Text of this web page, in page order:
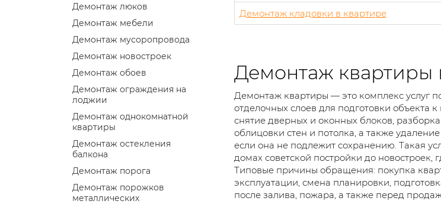
Демонтаж люков
Демонтаж мебели
Демонтаж мусоропровода
Демонтаж новостроек
Демонтаж обоев
Демонтаж ограждения на
лоджии
Демонтаж однокомнатной
квартиры
Демонтаж остекления
балкона
Демонтаж порога
Демонтаж порожков
металлических
Демонтаж кладовки в квартире
Демонтаж квартиры
Демонтаж квартиры — это комплекс услуг
отделочных слоев для подготовки объекта
снятие дверных и оконных блоков,
облицовки стен и потолка, а также
если она не подлежит сохранению. Такая
домах советской постройки до
Типовые причины обращения: покупка
эксплуатации, смена планировки,
после залива, пожара, а также перед